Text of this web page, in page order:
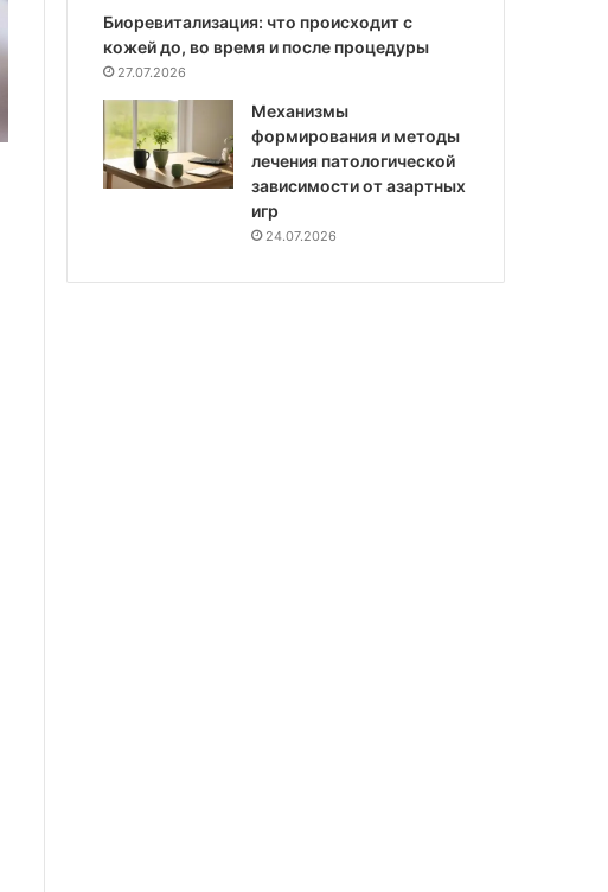
Биоревитализация: что происходит с
кожей до, во время и после процедуры
27.07.2026
Механизмы
формирования и методы
лечения патологической
зависимости от азартных
игр
24.07.2026